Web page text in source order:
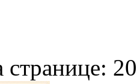
20